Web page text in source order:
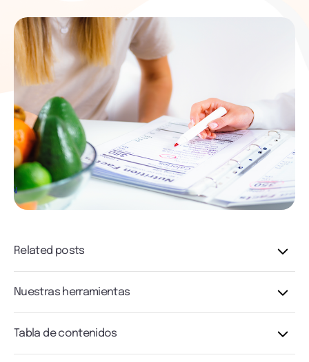
Related posts
Nuestras herramientas
Tabla de contenidos